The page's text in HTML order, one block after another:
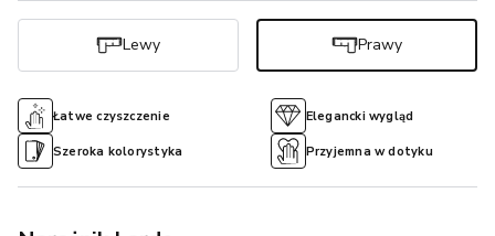
Łatwe czyszczenie Elegancki wygląd
Szeroka kolorystyka Przyjemna w dotyku
Lewy Prawy